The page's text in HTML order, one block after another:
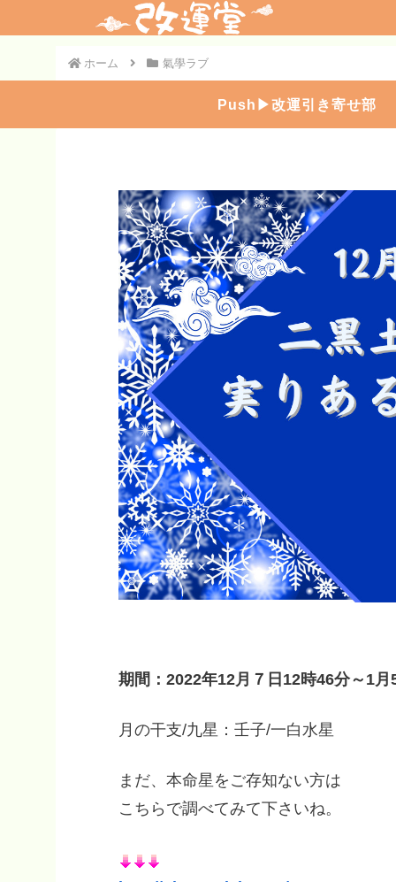
ホーム 氣學ラブ
Push▶︎改運引き寄せ部
期間：2022年12月７日12時46分～1月
月の干支/九星：壬子/一白水星
まだ、本命星をご存知ない方は
こちらで調べてみて下さいね。